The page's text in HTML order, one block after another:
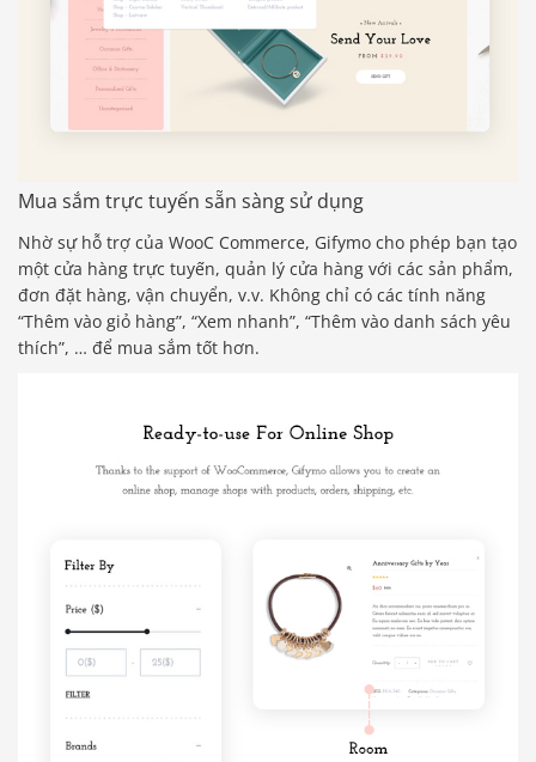
Mua sắm trực tuyến sẵn sàng sử dụng
Nhờ sự hỗ trợ của WooC Commerce, Gifymo cho phép bạn tạo
một cửa hàng trực tuyến, quản lý cửa hàng với các sản phẩm,
đơn đặt hàng, vận chuyển, v.v. Không chỉ có các tính năng
“Thêm vào giỏ hàng”, “Xem nhanh”, “Thêm vào danh sách yêu
thích”, … để mua sắm tốt hơn.